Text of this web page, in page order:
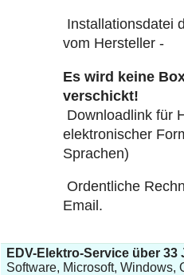
Installationsdatei
vom Hersteller -
Es wird keine
verschickt!
Downloadlink für
elektronischer
Sprachen)
Ordentliche
Email.
EDV-Elektro-Service über 33
Software, Microsoft, Windows,